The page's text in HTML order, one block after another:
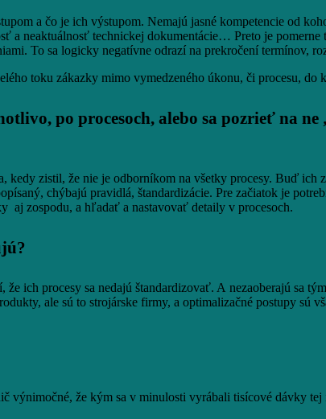
a čo je ich výstupom. Nemajú jasné kompetencie od
a neaktuálnosť technickej dokumentácie… Preto je
To sa logicky negatívne odrazí na prekročení termínov,
toku zákazky mimo vymedzeného úkonu, či procesu, do
po procesoch, alebo sa pozrieť na
zistil, že nie je odborníkom na všetky procesy. Buď ich
chýbajú pravidlá, štandardizácie. Pre začiatok je
aj zospodu, a hľadať a nastavovať detaily v procesoch.
ich procesy sa nedajú štandardizovať. A nezaoberajú sa
ale sú to strojárske firmy, a optimalizačné postupy sú
že kým sa v minulosti vyrábali tisícové dávky